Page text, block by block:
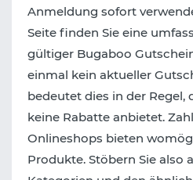
Anmeldung sofort
Seite finden Sie eine
gültiger Bugaboo
einmal kein aktueller
bedeutet dies in der Regel,
keine Rabatte anbietet.
Onlineshops bieten
Produkte. Stöbern Sie also